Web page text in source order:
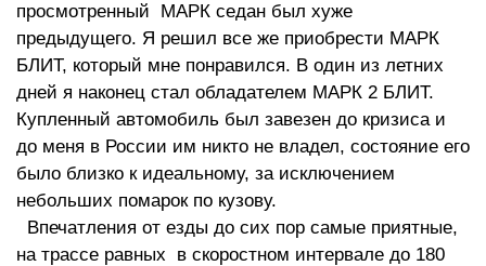
просмотренный МАРК седан был хуже
предыдущего. Я решил все же приобрести МАРК
БЛИТ, который мне понравился. В один из летних
дней я наконец стал обладателем МАРК 2 БЛИТ.
Купленный автомобиль был завезен до кризиса и
до меня в России им никто не владел, состояние его
было близко к идеальному, за исключением
небольших помарок по кузову.
Впечатления от езды до сих пор самые приятные,
на трассе равных в скоростном интервале до 180